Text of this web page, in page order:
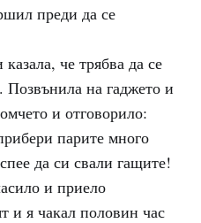
преди да се
че трябва да се
Позвънила на гаджето и
и отговорило:
парите много
да си свали гащите!
и приело
и я чакал половин час